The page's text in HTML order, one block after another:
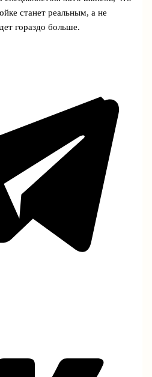
станет реальным, а не
гораздо больше.